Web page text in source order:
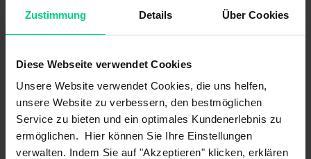
Zustimmung Details Über Cookies
Diese Webseite verwendet Cookies
Unsere Website verwendet Cookies, die uns helfen,
unsere Website zu verbessern, den bestmöglichen
Service zu bieten und ein optimales Kundenerlebnis zu
ermöglichen. Hier können Sie Ihre Einstellungen
verwalten. Indem Sie auf "Akzeptieren" klicken, erklären
In den Warenkorb
Ursprungsland Deutschland